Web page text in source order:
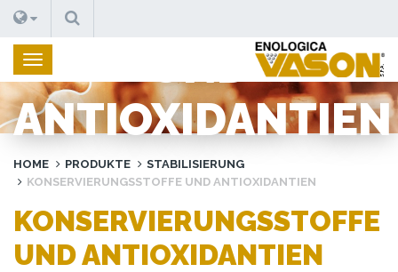
SUCHEN
ANTIOXIDANTIEN
HOME PRODUKTE
STABILISIERUNG
KONSERVIERUNGSSTOFFE UND ANTIOXIDANTIEN
KONSERVIERUNGSSTOFFE
UND ANTIOXIDANTIEN